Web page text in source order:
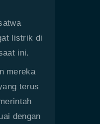
listrik di
ini.
mereka
terus
dengan